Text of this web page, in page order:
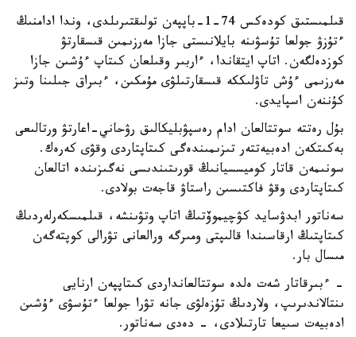
قىلمىستىق كودەكس 74-1-باپپەن تولىقتىرىلدى، وندا ادامنىڭ
ءتۇزۋ جولعا تۇسۋىنە بايلانىستى جازا مەرزىمىن قىسقارتۋ
كوزدەلگەن. اتاپ ايتقاندا، ءاربىر وقىلعان كىتاپ ءۇشىن جازا
مەرزىمى ءۇش تاۋلىككە قىسقارتىلۋى مۇمكىن، ءبىراق جىلىنا وتىز
كۇننەن اسپايدى.
بۇل رەتتە سوتتالعان ادام رەسپۋبليكالىق رۋحاني-اعارتۋ ورتالىعى
بەكىتكەن ادەبيەتتەر تىزىمىندەگى كىتاپتاردى وقۋى كەرەك.
سونىمەن قاتار كوميسسيانىڭ قورىتىندىسى نەگىزىندە اتالعان
كىتاپتاردى وقۋ فاكتىسىن راستاۋ قاجەت بولادى.
سەناتور ابدۋسايد كۋچيموۆتىڭ اتاپ وتۋىنشە، قىلمىسكەرلەردىڭ
كىتاپتىڭ ارقاسىندا قالىپتى ومىرگە ورالعانى تۋرالى كوپتەگەن
مىسال بار.
- ءبىرقاتار شەت ەلدە سوتتالعانداردى كىتاپپەن ارنايى
ىنتالاندىرىپ، ولاردىڭ تۇزەلۋى جانە تۋرا جولعا ءتۇسۋى ءۇشىن
ادەبيەت سىيعا تارتىلادى، - دەدى سەناتور.